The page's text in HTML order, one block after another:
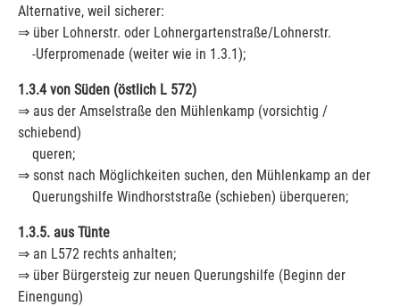
Alternative, weil sicherer:
⇒ über Lohnerstr. oder Lohnergartenstraße/Lohnerstr.
-Uferpromenade (weiter wie in 1.3.1);
1.3.4 von Süden (östlich L 572)
⇒ aus der Amselstraße den Mühlenkamp (vorsichtig /
schiebend)
queren;
⇒ sonst nach Möglichkeiten suchen, den Mühlenkamp an der
Querungshilfe Windhorststraße (schieben) überqueren;
1.3.5. aus Tünte
⇒ an L572 rechts anhalten;
⇒ über Bürgersteig zur neuen Querungshilfe (Beginn der
Einengung)